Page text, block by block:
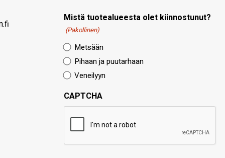
Mistä tuotealueesta olet kiinnostunut?
(Pakollinen)
Metsään
Pihaan ja puutarhaan
Veneilyyn
CAPTCHA